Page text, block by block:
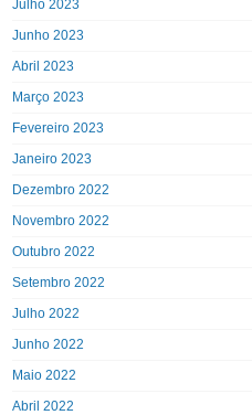
Julho 2023
Junho 2023
Abril 2023
Março 2023
Fevereiro 2023
Janeiro 2023
Dezembro 2022
Novembro 2022
Outubro 2022
Setembro 2022
Julho 2022
Junho 2022
Maio 2022
Abril 2022